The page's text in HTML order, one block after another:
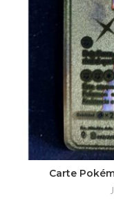
Carte